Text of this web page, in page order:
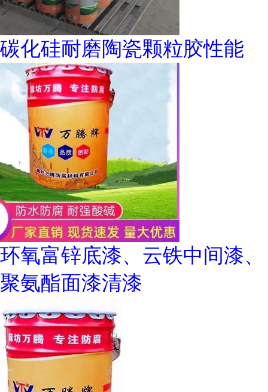
碳化硅耐磨陶瓷颗粒胶性能
环氧富锌底漆、云铁中间漆、
聚氨酯面漆清漆